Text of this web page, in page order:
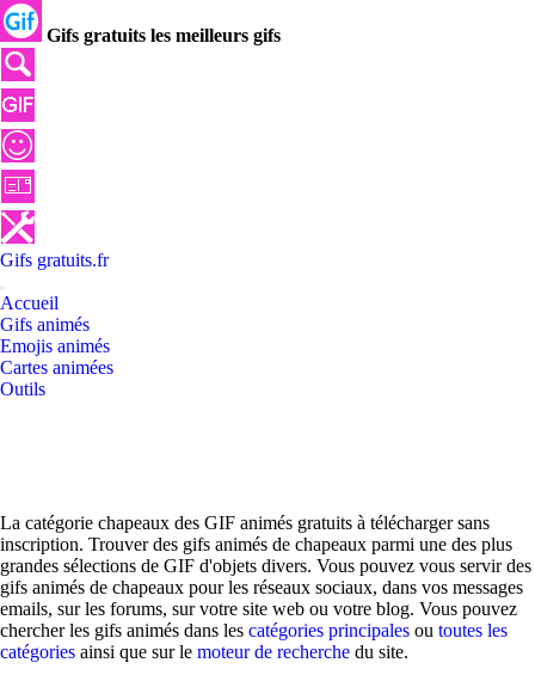
Gifs gratuits les meilleurs gifs
Gifs gratuits.fr
Accueil
Gifs animés
Emojis animés
Cartes animées
Outils
La catégorie chapeaux des GIF animés gratuits à télécharger sans
inscription. Trouver des gifs animés de chapeaux parmi une des plus
grandes sélections de GIF d'objets divers. Vous pouvez vous servir des
gifs animés de chapeaux pour les réseaux sociaux, dans vos messages
emails, sur les forums, sur votre site web ou votre blog. Vous pouvez
chercher les gifs animés dans les catégories principales ou toutes les
catégories ainsi que sur le moteur de recherche du site.